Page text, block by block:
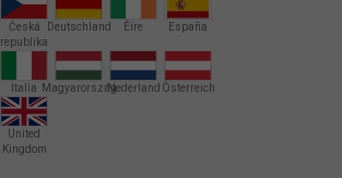
Česká
republika
Deutschland Éire España
Italia MagyarországNederland Österreich
United
Kingdom